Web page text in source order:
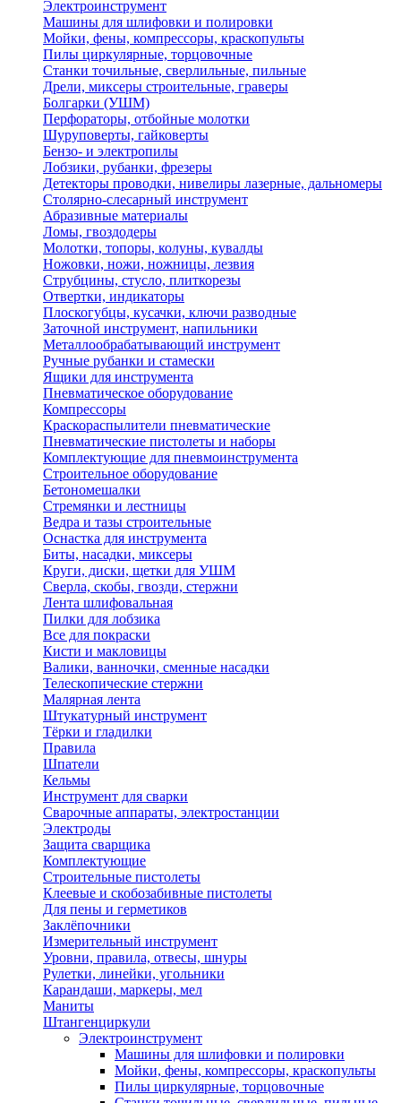
Электроинструмент
Машины для шлифовки и полировки
Мойки, фены, компрессоры, краскопульты
Пилы циркулярные, торцовочные
Станки точильные, сверлильные, пильные
Дрели, миксеры строительные, граверы
Болгарки (УШМ)
Перфораторы, отбойные молотки
Шуруповерты, гайковерты
Бензо- и электропилы
Лобзики, рубанки, фрезеры
Детекторы проводки, нивелиры лазерные, дальномеры
Столярно-слесарный инструмент
Абразивные материалы
Ломы, гвоздодеры
Молотки, топоры, колуны, кувалды
Ножовки, ножи, ножницы, лезвия
Струбцины, стусло, плиткорезы
Отвертки, индикаторы
Плоскогубцы, кусачки, ключи разводные
Заточной инструмент, напильники
Металлообрабатывающий инструмент
Ручные рубанки и стамески
Ящики для инструмента
Пневматическое оборудование
Компрессоры
Краскораспылители пневматические
Пневматические пистолеты и наборы
Комплектующие для пневмоинструмента
Строительное оборудование
Бетономешалки
Стремянки и лестницы
Ведра и тазы строительные
Оснастка для инструмента
Биты, насадки, миксеры
Круги, диски, щетки для УШМ
Сверла, скобы, гвозди, стержни
Лента шлифовальная
Пилки для лобзика
Все для покраски
Кисти и макловицы
Валики, ванночки, сменные насадки
Телескопические стержни
Малярная лента
Штукатурный инструмент
Тёрки и гладилки
Правила
Шпатели
Кельмы
Инструмент для сварки
Сварочные аппараты, электростанции
Электроды
Защита сварщика
Комплектующие
Строительные пистолеты
Клеевые и скобозабивные пистолеты
Для пены и герметиков
Заклёпочники
Измерительный инструмент
Уровни, правила, отвесы, шнуры
Рулетки, линейки, угольники
Карандаши, маркеры, мел
Маниты
Штангенциркули
Электроинструмент
Машины для шлифовки и полировки
Мойки, фены, компрессоры, краскопульты
Пилы циркулярные, торцовочные